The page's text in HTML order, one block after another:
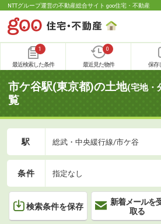
NTTグループ運営の不動産総合サイト goo住宅・不動産
1
最近検索した条件
0
最近見た物件 保存
市ケ谷駅(東京都)の土地(宅地・
覧
駅 総武・中央緩行線/市ケ谷
条件 指定なし
検索条件を保存
新着メールを
取る